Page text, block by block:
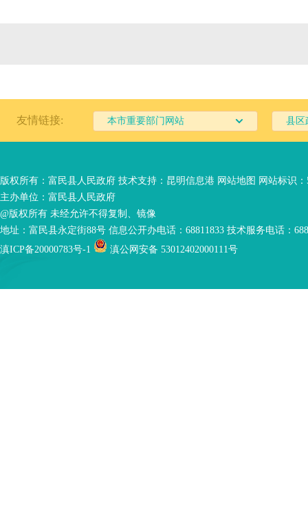
友情链接: 本市重要部门网站 县区
版权所有：富民县人民政府 技术支持： 昆明信息港 网站地图 网站标识：
主办单位：富民县人民政府
@版权所有 未经允许不得复制、镜像
地址：富民县永定街88号 信息公开办电话：68811833 技术服务电话：
滇ICP备20000783号-1
滇公网安备 53012402000111号